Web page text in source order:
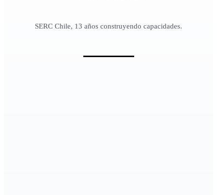
SERC Chile, 13 años construyendo capacidades.